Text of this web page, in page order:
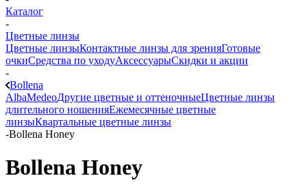
Каталог
-
Цветные линзы
Цветные линзыКонтактные линзы для зренияГотовые
очкиСредства по уходуАксессуарыСкидки и акции
-
Bollena
AlbaMedeoДругие цветные и оттеночныеЦветные линзы
длительного ношенияЕжемесячные цветные
линзыКвартальные цветные линзы
-Bollena Honey
Bollena Honey